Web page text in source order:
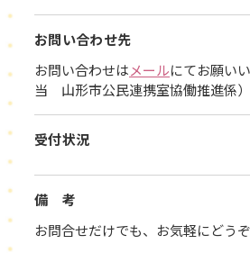
お問い合わせ先
お問い合わせはメールにてお願い
当 山形市公民連携室協働推進係）
受付状況
備 考
お問合せだけでも、お気軽にどうぞ